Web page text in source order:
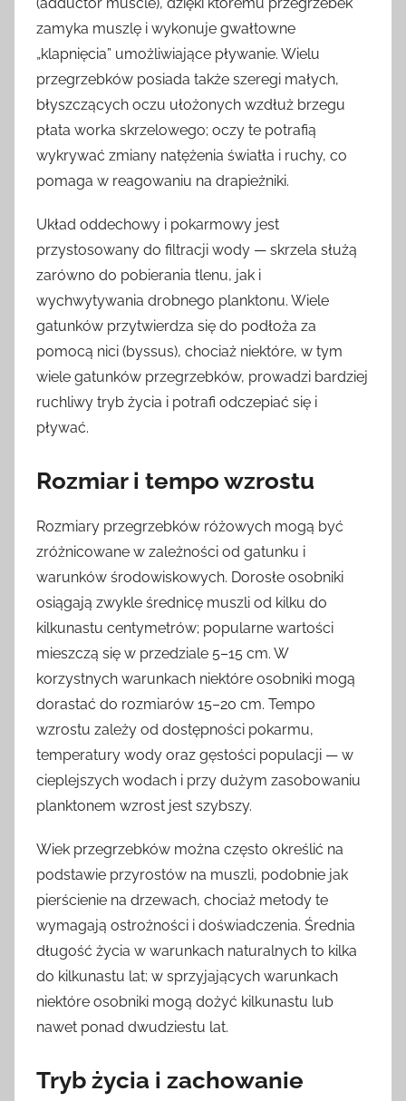
zamyka muszlę i wykonuje gwałtowne
„klapnięcia” umożliwiające pływanie. Wielu
przegrzebków posiada także szeregi małych,
błyszczących oczu ułożonych wzdłuż brzegu
płata worka skrzelowego; oczy te potrafią
wykrywać zmiany natężenia światła i ruchy, co
pomaga w reagowaniu na drapieżniki.
Układ oddechowy i pokarmowy jest
przystosowany do filtracji wody — skrzela służą
zarówno do pobierania tlenu, jak i
wychwytywania drobnego planktonu. Wiele
gatunków przytwierdza się do podłoża za
pomocą nici (byssus), chociaż niektóre, w tym
wiele gatunków przegrzebków, prowadzi bardziej
ruchliwy tryb życia i potrafi odczepiać się i
pływać.
Rozmiar i tempo wzrostu
Rozmiary przegrzebków różowych mogą być
zróżnicowane w zależności od gatunku i
warunków środowiskowych. Dorosłe osobniki
osiągają zwykle średnicę muszli od kilku do
kilkunastu centymetrów; popularne wartości
mieszczą się w przedziale 5–15 cm. W
korzystnych warunkach niektóre osobniki mogą
dorastać do rozmiarów 15–20 cm. Tempo
wzrostu zależy od dostępności pokarmu,
temperatury wody oraz gęstości populacji — w
cieplejszych wodach i przy dużym zasobowaniu
planktonem wzrost jest szybszy.
Wiek przegrzebków można często określić na
podstawie przyrostów na muszli, podobnie jak
pierścienie na drzewach, chociaż metody te
wymagają ostrożności i doświadczenia. Średnia
długość życia w warunkach naturalnych to kilka
do kilkunastu lat; w sprzyjających warunkach
niektóre osobniki mogą dożyć kilkunastu lub
nawet ponad dwudziestu lat.
Tryb życia i zachowanie